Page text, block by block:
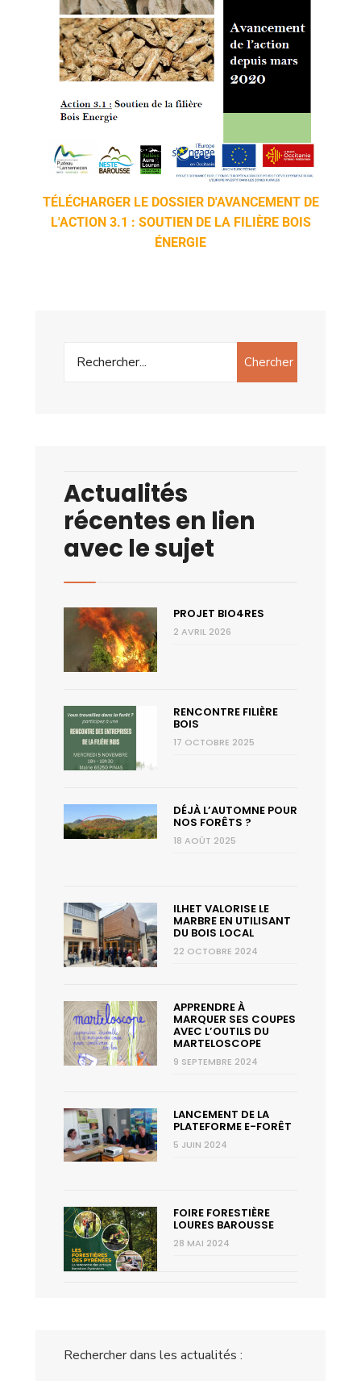
TÉLÉCHARGER LE DOSSIER D'AVANCEMENT DE
L'ACTION 3.1 : SOUTIEN DE LA FILIÈRE BOIS
ÉNERGIE
Chercher
Actualités
récentes en lien
avec le sujet
PROJET BIO4RES
2 AVRIL 2026
RENCONTRE FILIÈRE
BOIS
17 OCTOBRE 2025
DÉJÀ L’AUTOMNE POUR
NOS FORÊTS ?
18 AOÛT 2025
ILHET VALORISE LE
MARBRE EN UTILISANT
DU BOIS LOCAL
22 OCTOBRE 2024
APPRENDRE À
MARQUER SES COUPES
AVEC L’OUTILS DU
MARTELOSCOPE
9 SEPTEMBRE 2024
LANCEMENT DE LA
PLATEFORME E-FORÊT
5 JUIN 2024
FOIRE FORESTIÈRE
LOURES BAROUSSE
28 MAI 2024
Rechercher dans les actualités :